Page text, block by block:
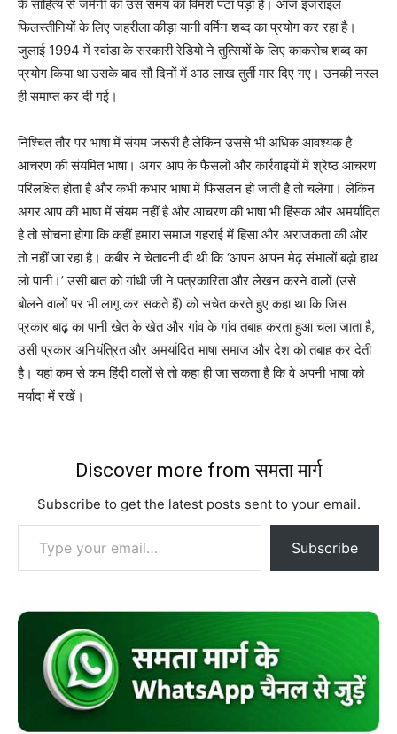
के साहित्य से जर्मनी का उस समय का विमर्श पटा पड़ा है। आज इजराइल
फिलस्तीनियों के लिए जहरीला कीड़ा यानी वर्मिन शब्द का प्रयोग कर रहा है।
जुलाई 1994 में रवांडा के सरकारी रेडियो ने तुत्सियों के लिए काकरोच शब्द का
प्रयोग किया था उसके बाद सौ दिनों में आठ लाख तुर्ती मार दिए गए। उनकी नस्ल
ही समाप्त कर दी गई।
निश्चित तौर पर भाषा में संयम जरूरी है लेकिन उससे भी अधिक आवश्यक है
आचरण की संयमित भाषा। अगर आप के फैसलों और कार्रवाइयों में श्रेष्ठ आचरण
परिलक्षित होता है और कभी कभार भाषा में फिसलन हो जाती है तो चलेगा। लेकिन
अगर आप की भाषा में संयम नहीं है और आचरण की भाषा भी हिंसक और अमर्यादित
है तो सोचना होगा कि कहीं हमारा समाज गहराई में हिंसा और अराजकता की ओर
तो नहीं जा रहा है। कबीर ने चेतावनी दी थी कि ‘आपन आपन मेढ़ संभालों बढ़ो हाथ
लो पानी।’ उसी बात को गांधी जी ने पत्रकारिता और लेखन करने वालों (उसे
बोलने वालों पर भी लागू कर सकते हैं) को सचेत करते हुए कहा था कि जिस
प्रकार बाढ़ का पानी खेत के खेत और गांव के गांव तबाह करता हुआ चला जाता है,
उसी प्रकार अनियंत्रित और अमर्यादित भाषा समाज और देश को तबाह कर देती
है। यहां कम से कम हिंदी वालों से तो कहा ही जा सकता है कि वे अपनी भाषा को
मर्यादा में रखें।
Discover more from समता मार्ग
Subscribe to get the latest posts sent to your email.
Type your email…
Subscribe